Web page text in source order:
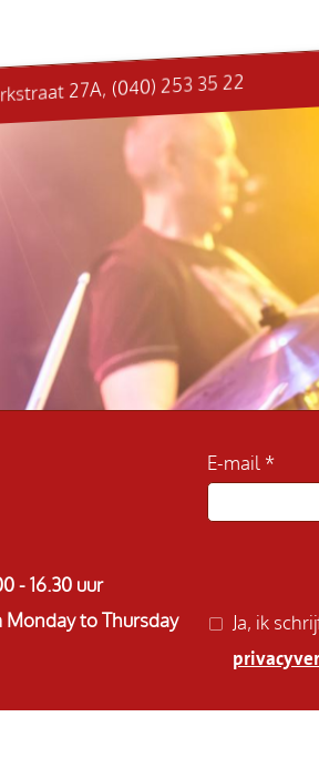
27A, (040) 253 35 22
- 16.30 uur
to Thursday
E-mail
Ja, ik